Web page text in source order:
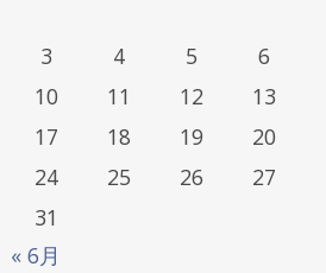
3
4 5 6
10
11 12 13
17
18 19 20
24
25 26 27
31
« 6月